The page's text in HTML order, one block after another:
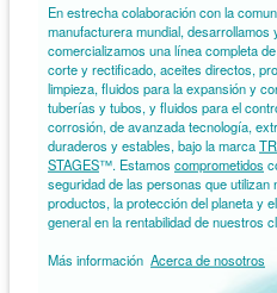
En estrecha colaboración con la
manufacturera mundial, desarrollamos
comercializamos una línea completa
corte y rectificado, aceites directos,
limpieza, fluidos para la expansión y
tuberías y tubos, y fluidos para el
corrosión, de avanzada tecnología,
duraderos y estables, bajo la marca
STAGES™. Estamos comprometidos
seguridad de las personas que utilizan
productos, la protección del planeta y
general en la rentabilidad de nuestros
Más información Acerca de nosotros